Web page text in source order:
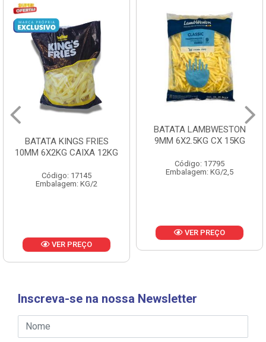
9MM 6X2.5KG CX 15KG
Embalagem: KG/2,5
BATATA LAMBWESTON
7MM 8X2,25KG CX 18KG
Código: 18433
Embalagem: KG/2,25
VER PREÇO
Inscreva-se na nossa Newsletter